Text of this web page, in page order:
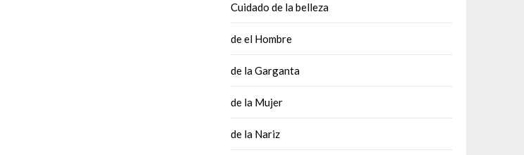
Cuidado de la belleza
de el Hombre
de la Garganta
de la Mujer
de la Nariz